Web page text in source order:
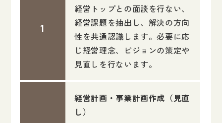
経営トップとの面談を行ない、
経営課題を抽出し、解決の方向
性を共通認識します。必要に応
じ経営理念、ビジョンの策定や
見直しを行ないます。
経営計画・事業計画作成（見直
し）